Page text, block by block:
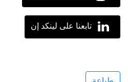
تابعنا على لينكد إن